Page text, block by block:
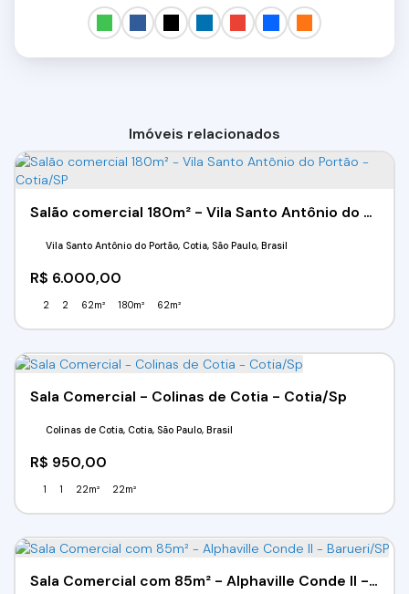
Imóveis relacionados
Salão comercial 180m² - Vila Santo Antônio do Portão - Cotia/SP
R$ 6.000,00
Vila Santo Antônio do Portão, Cotia, São Paulo, Brasil
2 2 62m² 180m² 62m²
Sala Comercial - Colinas de Cotia - Cotia/Sp
R$ 950,00
Colinas de Cotia, Cotia, São Paulo, Brasil
1 1 22m² 22m²
Sala Comercial com 85m² - Alphaville Conde II - Barueri/SP